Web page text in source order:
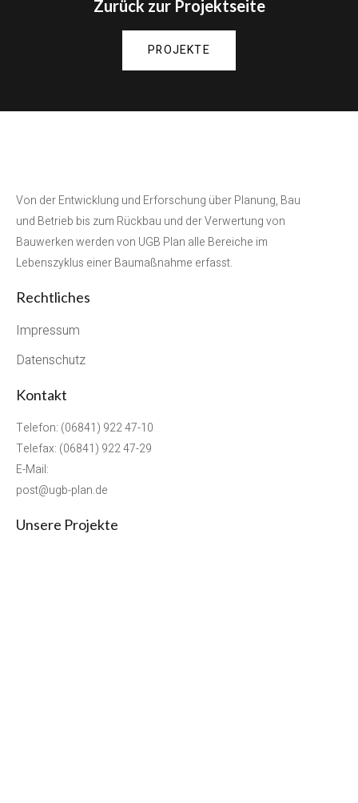
Zurück zur Projektseite
PROJEKTE
Von der Entwicklung und Erforschung über Planung, Bau
und Betrieb bis zum Rückbau und der Verwertung von
Bauwerken werden von UGB Plan alle Bereiche im
Lebenszyklus einer Baumaßnahme erfasst.
Rechtliches
Impressum
Datenschutz
Kontakt
Telefon: (06841) 922 47-10
Telefax: (06841) 922 47-29
E-Mail:
post@ugb-plan.de
Unsere Projekte